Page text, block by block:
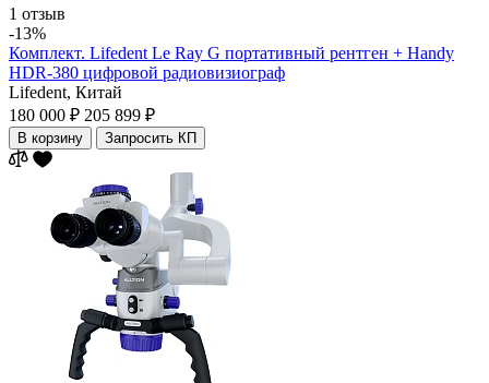
1 отзыв
-13%
Комплект. Lifedent Le Ray G портативный рентген + Handy
HDR-380 цифровой радиовизиограф
Lifedent, Китай
180 000 ₽ 205 899 ₽
В корзину Запросить КП